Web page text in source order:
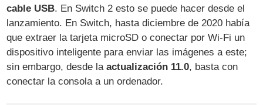
cable USB. En Switch 2 esto se puede hacer desde el
lanzamiento. En Switch, hasta diciembre de 2020 había
que extraer la tarjeta microSD o conectar por Wi-Fi un
dispositivo inteligente para enviar las imágenes a este;
sin embargo, desde laactualización 11.0, basta con
conectar la consola a un ordenador.